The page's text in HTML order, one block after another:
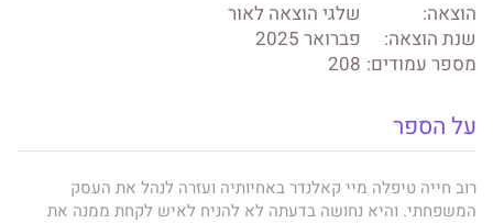
הוצאה:
שלגי הוצאה לאור
שנת הוצאה:
פברואר 2025
מספר עמודים: 208
על הספר
רוב חייה טיפלה מיי קאלנדר באחיותיה ועזרה לנהל את העסק
המשפחתי. והיא נחושה בדעתה לא להניח לאיש לקחת ממנה את